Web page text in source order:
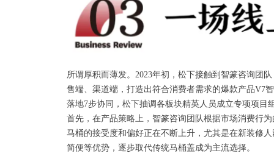
所谓厚积而薄发。2023年初，松下接触到智篆咨询团
售端、渠道端，打造出符合消费者需求的爆款产品V7
落地7步协同，松下抽调各板块精英人员成立专项项目
首先，在产品策略上，智篆咨询团队根据市场消费行
马桶的接受度和偏好正在不断上升，尤其是在新装修
简便等优势，逐步取代传统马桶盖成为主流选择。